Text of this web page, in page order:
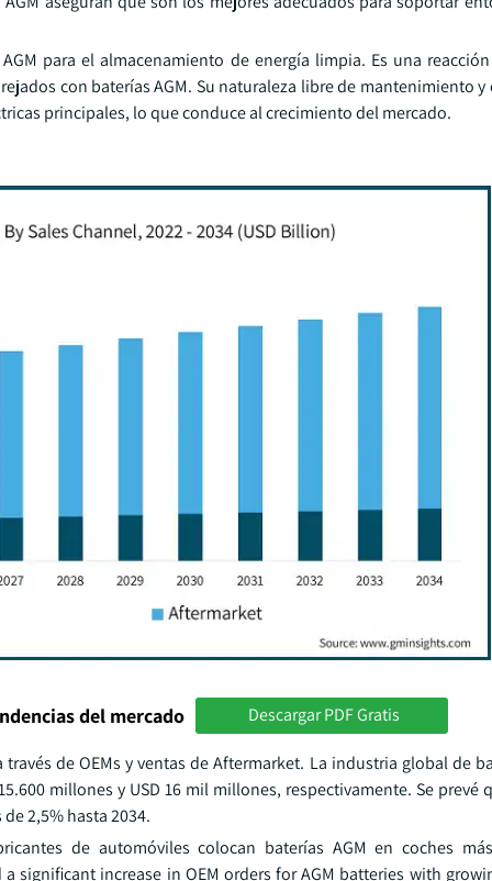
para el almacenamiento de energía limpia. Es una
con baterías AGM. Su naturaleza libre de mantenimiento y
principales, lo que conduce al crecimiento del mercado.
del mercado Descargar PDF Gratis
de OEMs y ventas de Aftermarket. La industria global de
millones y USD 16 mil millones, respectivamente. Se prevé
2,5% hasta 2034.
de automóviles colocan baterías AGM en coches
significant increase in OEM orders for AGM batteries with